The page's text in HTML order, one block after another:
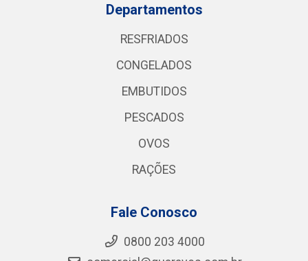
Departamentos
RESFRIADOS
CONGELADOS
EMBUTIDOS
PESCADOS
OVOS
RAÇÕES
Fale Conosco
0800 203 4000